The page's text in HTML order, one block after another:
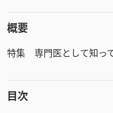
概要
特集 専門医として知っ
目次